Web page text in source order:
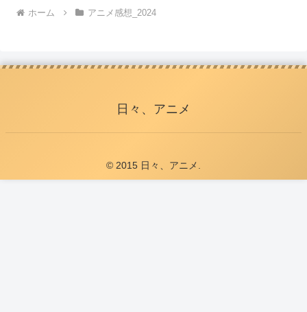
ホーム アニメ感想_2024
日々、アニメ
© 2015 日々、アニメ.